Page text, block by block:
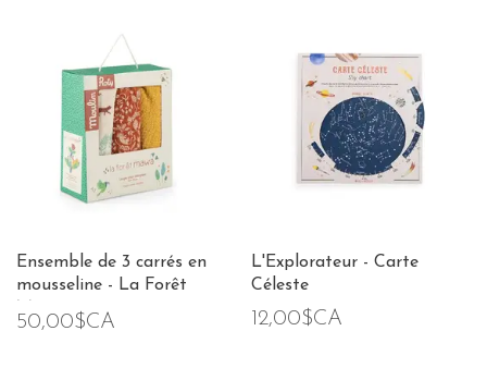
Ensemble de 3 carrés en
mousseline - La Forêt
50,00$CA
L'Explorateur - Carte
Céleste
12,00$CA